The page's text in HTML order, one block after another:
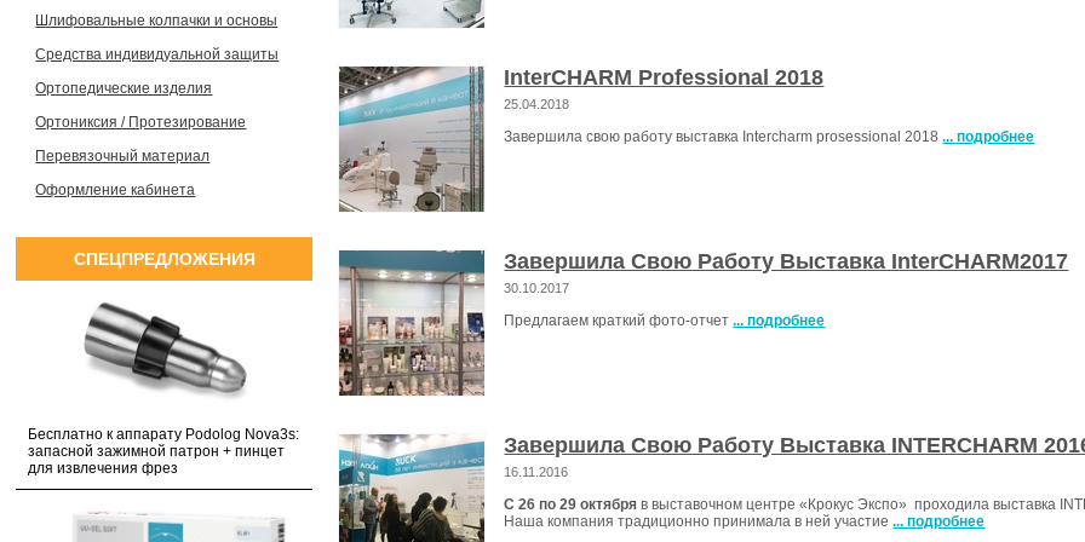
Шлифовальные колпачки и основы
Средства индивидуальной защиты
Ортопедические изделия
Ортониксия / Протезирование
Перевязочный материал
Оформление кабинета
СПЕЦПРЕДЛОЖЕНИЯ
Бесплатно к аппарату Podolog Nova3s:
запасной зажимной патрон + пинцет
для извлечения фрез
InterCHARM Professional 2018
25.04.2018
Завершила свою работу выставка Intercharm prosessional 2018... подробнее
Завершила Свою Работу Выставка InterCHARM2017
30.10.2017
Предлагаем краткий фото-отчет... подробнее
Завершила Свою Работу Выставка INTERCHARM
16.11.2016
С 26 по 29 октября в выставочном центре «Крокус Экспо» проходила выставка
Наша компания традиционно принимала в ней участие... подробнее